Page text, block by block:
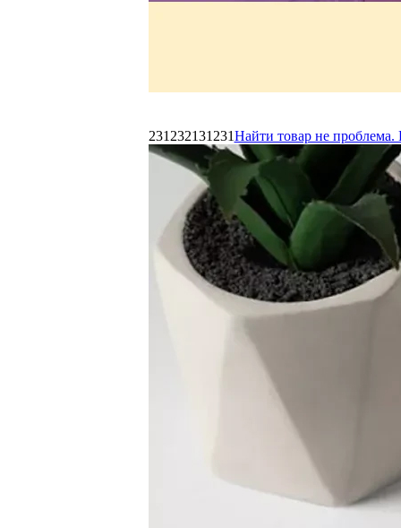
231232131231Найти товар не проблема.